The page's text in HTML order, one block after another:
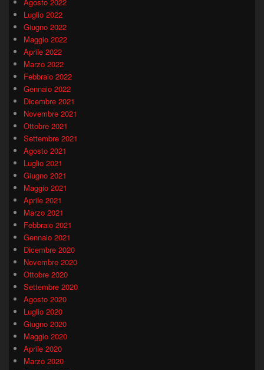
Luglio 2022
Giugno 2022
Maggio 2022
Aprile 2022
Marzo 2022
Febbraio 2022
Gennaio 2022
Dicembre 2021
Novembre 2021
Ottobre 2021
Settembre 2021
Agosto 2021
Luglio 2021
Giugno 2021
Maggio 2021
Aprile 2021
Marzo 2021
Febbraio 2021
Gennaio 2021
Dicembre 2020
Novembre 2020
Ottobre 2020
Settembre 2020
Agosto 2020
Luglio 2020
Giugno 2020
Maggio 2020
Aprile 2020
Marzo 2020